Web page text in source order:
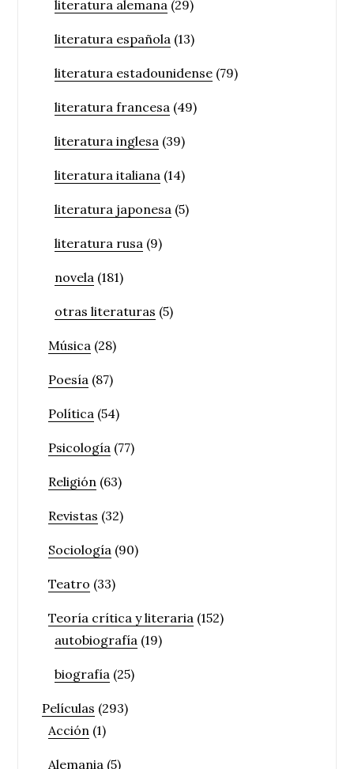
literatura alemana (29)
literatura española (13)
literatura estadounidense (79)
literatura francesa (49)
literatura inglesa (39)
literatura italiana (14)
literatura japonesa (5)
literatura rusa (9)
novela (181)
otras literaturas (5)
Música (28)
Poesía (87)
Política (54)
Psicología (77)
Religión (63)
Revistas (32)
Sociología (90)
Teatro (33)
Teoría crítica y literaria (152)
autobiografía (19)
biografía (25)
Películas (293)
Acción (1)
Alemania (5)